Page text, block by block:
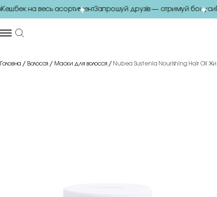
на весь асортиментЗапрошуй друзів — отримуй бонуси
Головна Волосся Маски для волосся Nubea Sustenia Nourishing Hair Oil